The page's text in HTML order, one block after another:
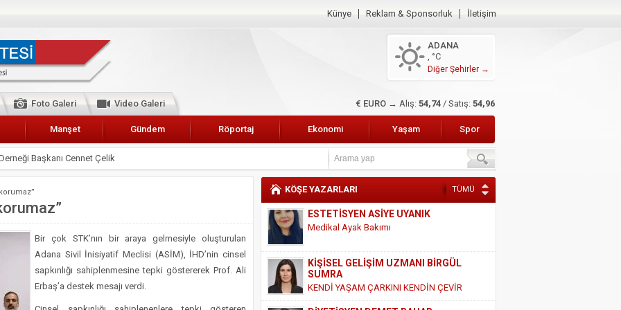
Künye Reklam & Sponsorluk İletişim
ADANA
, °C
Diğer Şehirler →
Foto Galeri Video Galeri € EURO → Alış: 54,74 / Satış: 54,96
Manşet Gündem Röportaj Ekonomi Yaşam Spor
hizmet çağrısı
Esnaf Odası Başkanı Şefik Arslan
ANNELER TARİH YAZIYORLAR
2019 YILI PAMUK HASADINA BAŞLANDI
Enis Akyürek
Bir çok STK’nın bir araya gelmesiyle oluşturulan
Adana Sivil İnisiyatif Meclisi (ASİM), İHD’nin cinsel
sapkınlığı sahiplenmesine tepki göstererek Prof. Ali
Erbaş’a destek mesajı verdi.
KÖŞE YAZARLARI TÜMÜ
KİŞİSEL GELİŞİM UZMANI BİRGÜL
SUMRA
DİYETİSYEN DEMET BAHAR
SÜT VE SÜT ÜRÜNLERİ HAKKINDAKİ
GERÇEKLER